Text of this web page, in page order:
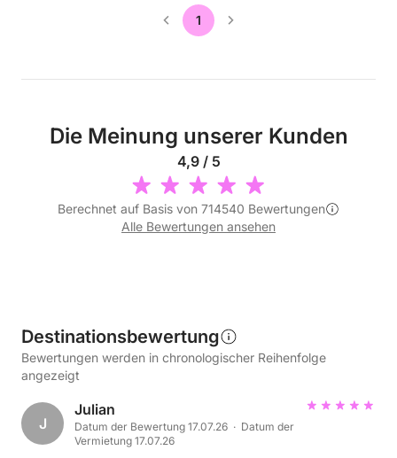
1
Die Meinung unserer Kunden
4,9 / 5
Berechnet auf Basis von 714540 Bewertungen
Alle Bewertungen ansehen
Destinationsbewertung
Bewertungen werden in chronologischer Reihenfolge
angezeigt
J
Julian
Datum der Bewertung 17.07.26 · Datum der
Vermietung 17.07.26